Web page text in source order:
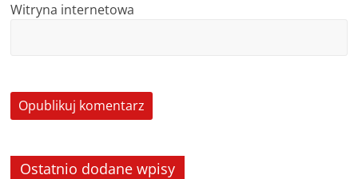
Witryna internetowa
Ostatnio dodane wpisy